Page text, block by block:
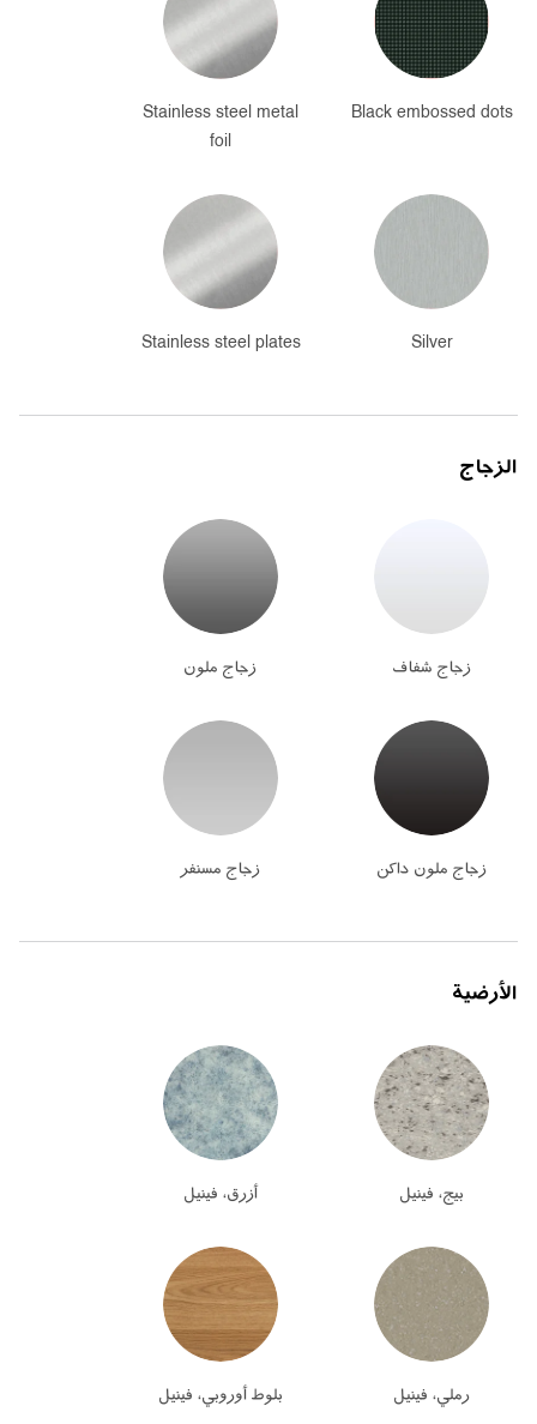
Black embossed dots
Stainless steel metal
foil
Silver
Stainless steel plates
الزجاج
زجاج شفاف زجاج ملون
زجاج ملون داكن زجاج مسنفر
الأرضية
بيج، فينيل أزرق، فينيل
رملي، فينيل بلوط أوروبي، فينيل